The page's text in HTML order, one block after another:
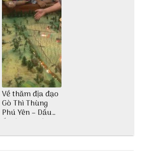
Về thăm địa đạo
Gò Thì Thùng
Phú Yên – Dấu
ấn lịch sử còn